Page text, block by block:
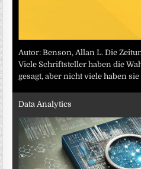
Autor: Benson, Allan L. Die
Viele Schriftsteller haben die
gesagt, aber nicht viele haben
Data Analytics